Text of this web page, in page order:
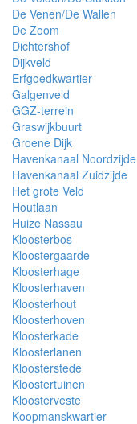
De Venen/De Wallen
De Zoom
Dichtershof
Dijkveld
Erfgoedkwartier
Galgenveld
GGZ-terrein
Graswijkbuurt
Groene Dijk
Havenkanaal Noordzijde
Havenkanaal Zuidzijde
Het grote Veld
Houtlaan
Huize Nassau
Kloosterbos
Kloostergaarde
Kloosterhage
Kloosterhaven
Kloosterhout
Kloosterhoven
Kloosterkade
Kloosterlanen
Kloosterstede
Kloostertuinen
Kloosterveste
Koopmanskwartier